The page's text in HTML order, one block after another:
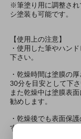
※筆塗り用に調整され
シ塗装も可能です。
【使用上の注意】
・使用した筆やハン
下さい。
・乾燥時間は塗膜の
30分を目安として下さ
また乾燥中は塗膜表
勧めします。
・乾燥後でも表面保
す恐れが有りますでお